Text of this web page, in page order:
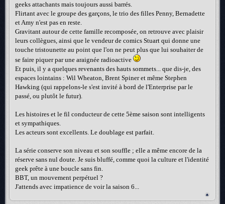
geeks attachants mais toujours aussi barrés.
Flirtant avec le groupe des garçons, le trio des filles Penny, Bernadette
et Amy n'est pas en reste.
Gravitant autour de cette famille recomposée, on retrouve avec plaisir
leurs collègues, ainsi que le vendeur de comics Stuart qui donne une
touche tristounette au point que l'on ne peut plus que lui souhaiter de
se faire piquer par une araignée radioactive
Et puis, il y a quelques revenants des hauts sommets... que dis-je, des
espaces lointains : Wil Wheaton, Brent Spiner et même Stephen
Hawking (qui rappelons-le s'est invité à bord de l'Enterprise par le
passé, ou plutôt le futur).
Les histoires et le fil conducteur de cette 5ème saison sont intelligents
et sympathiques.
Les acteurs sont excellents. Le doublage est parfait.
La série conserve son niveau et son souffle ; elle a même encore de la
réserve sans nul doute. Je suis bluffé, comme quoi la culture et l'identité
geek prête à une boucle sans fin.
BBT, un mouvement perpétuel ?
J'attends avec impatience de voir la saison 6...